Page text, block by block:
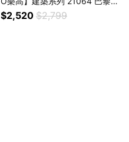
愛之城(法國景色 居家擺設)
$2,520 $2,799